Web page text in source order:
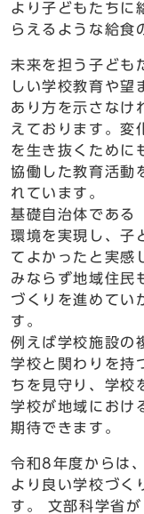
より子どもたちに
らえるような給食
未来を担う子ども
しい学校教育や望
あり方を示さなけ
えております。
を生き抜くために
協働した教育活動
れています。
基礎自治体である
環境を実現し、子
てよかったと実感
みならず地域住民
づくりを進めてい
す。
例えば学校施設の
学校と関わりを持
ちを見守り、学校
学校が地域におけ
期待できます。
令和8年度からは
より良い学校づく
す。 文部科学省